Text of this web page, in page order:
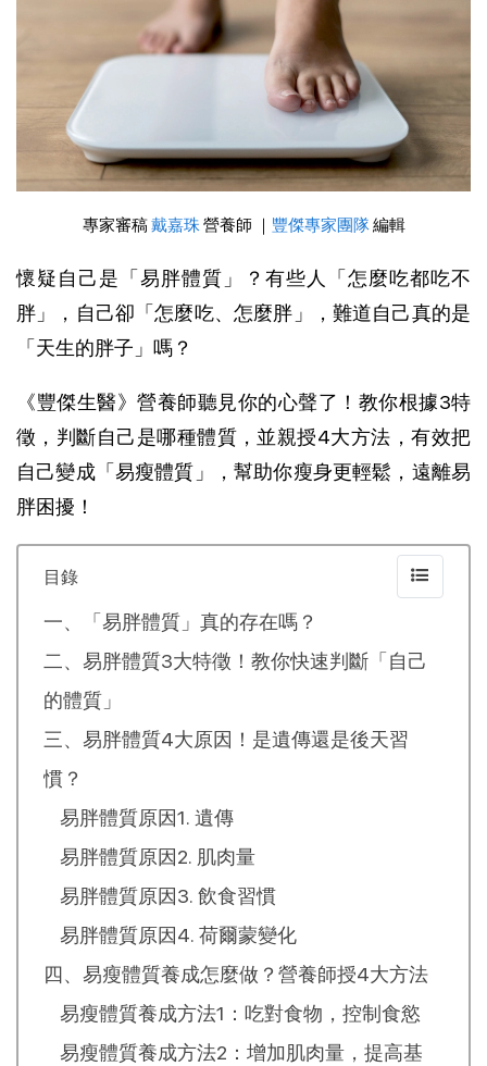
專家審稿戴嘉珠營養師 ｜ 豐傑專家團隊編輯
懷疑自己是「易胖體質」？有些人「怎麼吃都吃不
胖」，自己卻「怎麼吃、怎麼胖」，難道自己真的是
「天生的胖子」嗎？
《豐傑生醫》營養師聽見你的心聲了！教你根據3特
徵，判斷自己是哪種體質，並親授4大方法，有效把
自己變成「易瘦體質」，幫助你瘦身更輕鬆，遠離易
胖困擾！
目錄
一、「易胖體質」真的存在嗎？
二、易胖體質3大特徵！教你快速判斷「自己
的體質」
三、易胖體質4大原因！是遺傳還是後天習
慣？
易胖體質原因1. 遺傳
易胖體質原因2. 肌肉量
易胖體質原因3. 飲食習慣
易胖體質原因4. 荷爾蒙變化
四、易瘦體質養成怎麼做？營養師授4大方法
易瘦體質養成方法1：吃對食物，控制食慾
易瘦體質養成方法2：增加肌肉量，提高基